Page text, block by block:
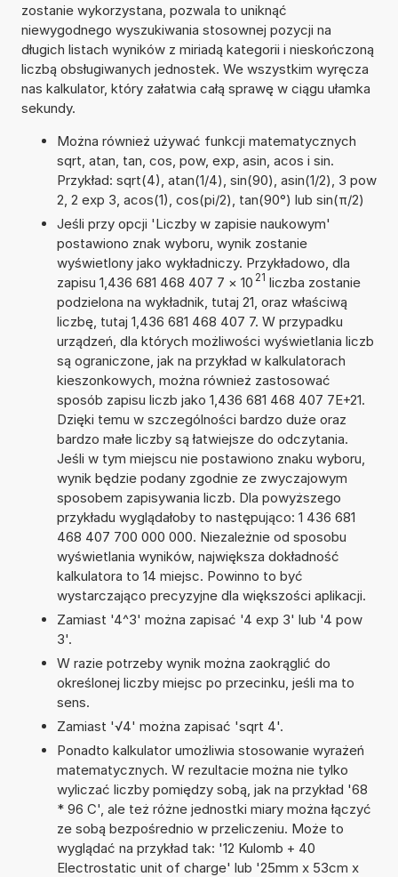
zostanie wykorzystana, pozwala to uniknąć
niewygodnego wyszukiwania stosownej pozycji na
długich listach wyników z miriadą kategorii i nieskończoną
liczbą obsługiwanych jednostek. We wszystkim wyręcza
nas kalkulator, który załatwia całą sprawę w ciągu ułamka
sekundy.
Można również używać funkcji matematycznych
sqrt, atan, tan, cos, pow, exp, asin, acos i sin.
Przykład: sqrt(4), atan(1/4), sin(90), asin(1/2), 3 pow
2, 2 exp 3, acos(1), cos(pi/2), tan(90°) lub sin(π/2)
Jeśli przy opcji 'Liczby w zapisie naukowym'
postawiono znak wyboru, wynik zostanie
wyświetlony jako wykładniczy. Przykładowo, dla
zapisu 1,436 681 468 407 7 × 10 21 liczba zostanie
podzielona na wykładnik, tutaj 21, oraz właściwą
liczbę, tutaj 1,436 681 468 407 7. W przypadku
urządzeń, dla których możliwości wyświetlania liczb
są ograniczone, jak na przykład w kalkulatorach
kieszonkowych, można również zastosować
sposób zapisu liczb jako 1,436 681 468 407 7E+21.
Dzięki temu w szczególności bardzo duże oraz
bardzo małe liczby są łatwiejsze do odczytania.
Jeśli w tym miejscu nie postawiono znaku wyboru,
wynik będzie podany zgodnie ze zwyczajowym
sposobem zapisywania liczb. Dla powyższego
przykładu wyglądałoby to następująco: 1 436 681
468 407 700 000 000. Niezależnie od sposobu
wyświetlania wyników, największa dokładność
kalkulatora to 14 miejsc. Powinno to być
wystarczająco precyzyjne dla większości aplikacji.
Zamiast '4^3' można zapisać '4 exp 3' lub '4 pow
3'.
W razie potrzeby wynik można zaokrąglić do
określonej liczby miejsc po przecinku, jeśli ma to
sens.
Zamiast '√4' można zapisać 'sqrt 4'.
Ponadto kalkulator umożliwia stosowanie wyrażeń
matematycznych. W rezultacie można nie tylko
wyliczać liczby pomiędzy sobą, jak na przykład '68
* 96 C', ale też różne jednostki miary można łączyć
ze sobą bezpośrednio w przeliczeniu. Może to
wyglądać na przykład tak: '12 Kulomb + 40
Electrostatic unit of charge' lub '25mm x 53cm x